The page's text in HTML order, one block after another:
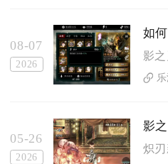
08-07
2026
05-26
2026